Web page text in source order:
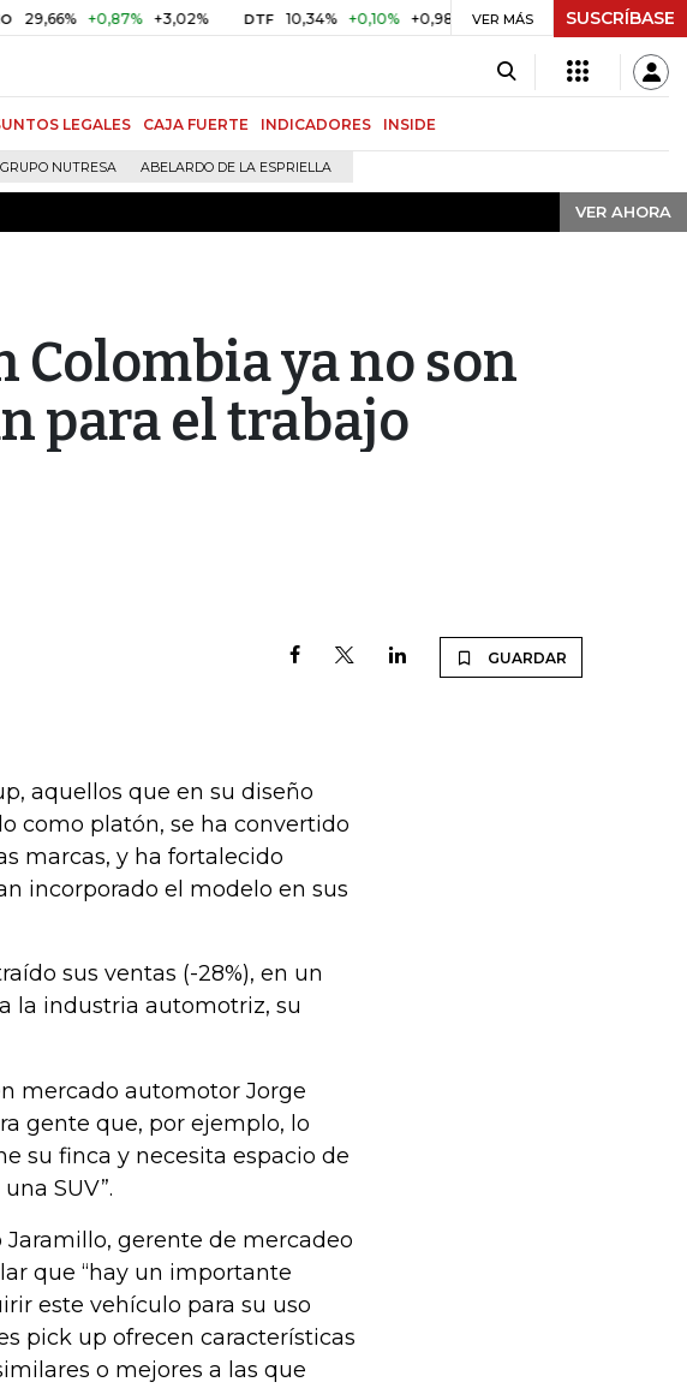
+0,87% +3,02% DTF 10,34% +0,10% +0,98% UVR $ 416,91 +$ 0,05 +0,01%
VER MÁS SUSCRÍBASE
LEGALES CAJA FUERTE INDICADORES INSIDE
GRUPO NUTRESA ABELARDO DE LA ESPRIELLA
VER AHORA
VER AHORA
Colombia ya no son
para el trabajo
GUARDAR
aquellos que en su diseño
como platón, se ha convertido
marcas, y ha fortalecido
incorporado el modelo en sus
sus ventas (-28%), en un
la industria automotriz, su
mercado automotor Jorge
gente que, por ejemplo, lo
su finca y necesita espacio de
SUV”.
gerente de mercadeo
que “hay un importante
este vehículo para su uso
pick up ofrecen características
o mejores a las que